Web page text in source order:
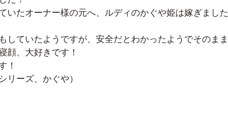
いたオーナー様の元へ、ルディのかぐや姫は嫁ぎました
していたようですが、安全だとわかったようでそのまま
顔、大好きです！
！
リーズ、かぐや）